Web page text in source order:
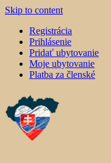
Skip to content
Registrácia
Prihlásenie
Pridať ubytovanie
Moje ubytovanie
Platba za členské